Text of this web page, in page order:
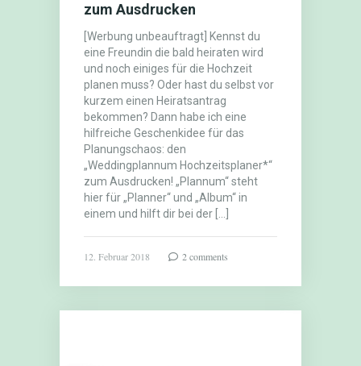
zum Ausdrucken
[Werbung unbeauftragt] Kennst du
eine Freundin die bald heiraten wird
und noch einiges für die Hochzeit
planen muss? Oder hast du selbst vor
kurzem einen Heiratsantrag
bekommen? Dann habe ich eine
hilfreiche Geschenkidee für das
Planungschaos: den
„Weddingplannum Hochzeitsplaner*“
zum Ausdrucken! „Plannum“ steht
hier für „Planner“ und „Album“ in
einem und hilft dir bei der […]
12. Februar 2018 2 comments